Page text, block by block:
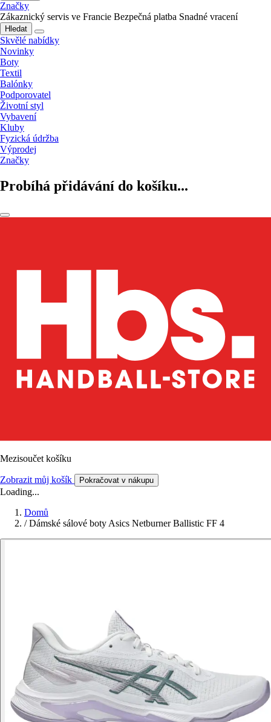
Značky
Zákaznický servis ve Francie Bezpečná platba Snadné vracení
Hledat
Skvělé nabídky
Novinky
Boty
Textil
Balónky
Podporovatel
Životní styl
Vybavení
Kluby
Fyzická údržba
Výprodej
Značky
Probíhá přidávání do košíku...
Mezisoučet košíku
Zobrazit můj košík Pokračovat v nákupu
Loading...
Domů
/ Dámské sálové boty Asics Netburner Ballistic FF 4